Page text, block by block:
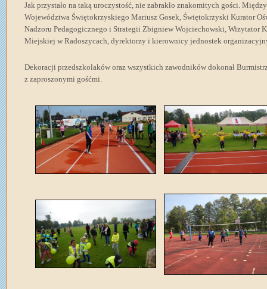
Jak przystało na taką uroczystość, nie zabrakło znakomitych gości.
Województwa Świętokrzyskiego Mariusz Gosek, Świętokrzyski Kurator
Nadzoru Pedagogicznego i Strategii Zbigniew Wojciechowski, Wizytator
Miejskiej w Radoszycach, dyrektorzy i kierownicy jednostek
Dekoracji przedszkolaków oraz wszystkich zawodników dokonał
z zaproszonymi gośćmi.